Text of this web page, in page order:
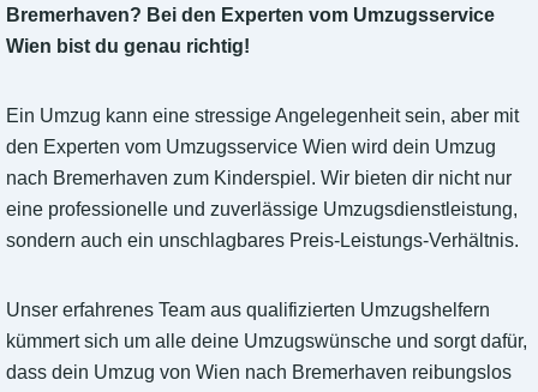
Bremerhaven? Bei den Experten vom Umzugsservice
Wien bist du genau richtig!
Ein Umzug kann eine stressige Angelegenheit sein, aber mit
den Experten vom Umzugsservice Wien wird dein Umzug
nach Bremerhaven zum Kinderspiel. Wir bieten dir nicht nur
eine professionelle und zuverlässige Umzugsdienstleistung,
sondern auch ein unschlagbares Preis-Leistungs-Verhältnis.
Unser erfahrenes Team aus qualifizierten Umzugshelfern
kümmert sich um alle deine Umzugswünsche und sorgt dafür,
dass dein Umzug von Wien nach Bremerhaven reibungslos